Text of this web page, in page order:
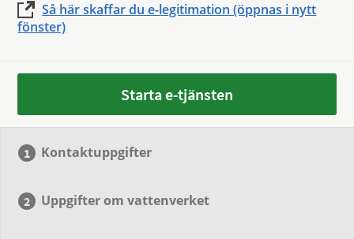
Så här skaffar du e-legitimation (öppnas i nytt
fönster)
Starta e-tjänsten
Kontaktuppgifter
Uppgifter om vattenverket